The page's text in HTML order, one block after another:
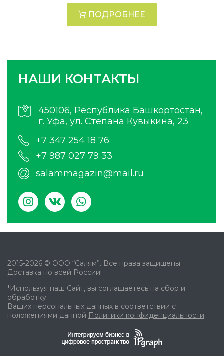
ПОДРОБНЕЕ
НАШИ КОНТАКТЫ
450106, Республика Башкортостан,
г. Уфа, ул. Степана Кувыкина, 23
+7 347 254 18 76
+7 987 027 79 33
salammagazin@mail.ru
2015-2026 © ООО “Салям”. Все права защищены.
Доставка по всей России!
*Используя наш Сайт, вы соглашаетесь на сбор и
обработку
Ваших персональных данных в соответствии с
положениями данной Политики конфиденциальности